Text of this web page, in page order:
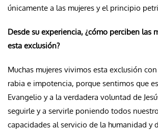
únicamente a las mujeres y el principio
Desde su experiencia, ¿cómo perciben las
esta exclusión?
Muchas mujeres vivimos esta exclusión
rabia e impotencia, porque sentimos que
Evangelio y a la verdadera voluntad de
seguirle y a servirle poniendo todos
capacidades al servicio de la humanidad y